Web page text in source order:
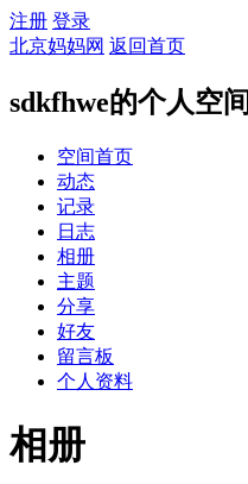
注册 登录
北京妈妈网 返回首页
sdkfhwe的个人空间
空间首页
动态
记录
日志
相册
主题
分享
好友
留言板
个人资料
相册